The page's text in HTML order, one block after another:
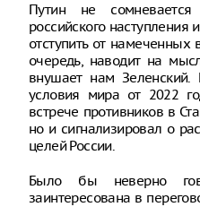
Путин не
российского
отступить от
очередь, наводит на
внушает нам Зеленский.
условия мира от 2022
встрече противников в
но и сигнализировал о
целей России.
Было бы неверно
заинтересована в